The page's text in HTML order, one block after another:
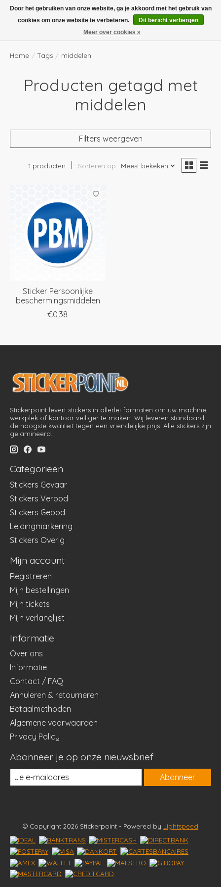
Boven de €100,- gratis verzending! Vóór 14.00 besteld, volgende dag in huis!
Verlanglijst
Home / Tags / middelen
Producten getagd met
middelen
Filters weergeven
1 producten Sorteren op Meest bekeken
Sticker Persoonlijke
beschermingsmiddelen
€0,38
Stickerpoint levert stickers in allerlei formaten om uw machine,
werkplek of kantoor veiliger te maken. Wij leveren standaard
de hoogste kwaliteit tegen een vriendelijke prijs. Alle stickers zijn
gelamineerd.
Categorieën
Stickers Gevaar
Stickers Verbod
Stickers Gebod
Leidingmarkering
Stickers Overig
Mijn account
Registreren
Mijn bestellingen
Mijn tickets
Mijn verlanglijst
Informatie
Over ons
Informatie
Contact / FAQ
Annuleren & retourneren
Betaalmethoden
Algemene voorwaarden
Privacy Policy
Abonneer je op onze nieuwsbrief
Abonneer
© Copyright 2026 Stickerpoint - Powered by Lightspeed
Door het gebruiken van onze website, ga je akkoord met het gebruik van
cookies om onze website te verbeteren.
Dit bericht verbergen
Meer over cookies »